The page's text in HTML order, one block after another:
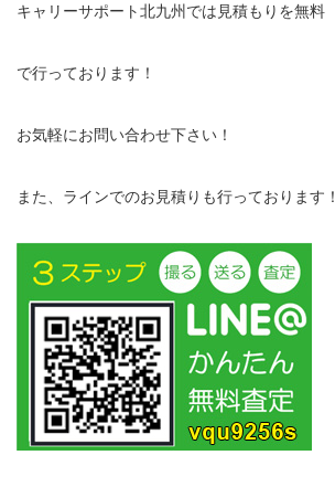
キャリーサポート北九州では見積もりを無料
で行っております！
お気軽にお問い合わせ下さい！
また、ラインでのお見積りも行っております！